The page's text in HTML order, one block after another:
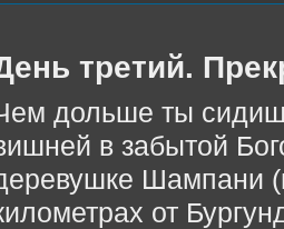
третий.
дольше ты
в забытой
Шампани
от